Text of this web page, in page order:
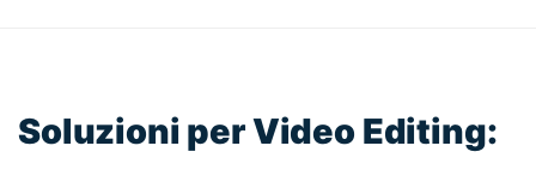
Soluzioni per Video Editing: